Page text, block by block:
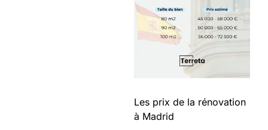
Les prix de la rénovation
à Madrid